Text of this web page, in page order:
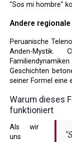
"Sos mi hombre"
Andere
Peruanische Telenovelas beinhalten oft indigene Kulturen und
Anden-Mystik.
Geschichten
seiner Formel eine
Warum dieses
funktioniert
Als wir
uns